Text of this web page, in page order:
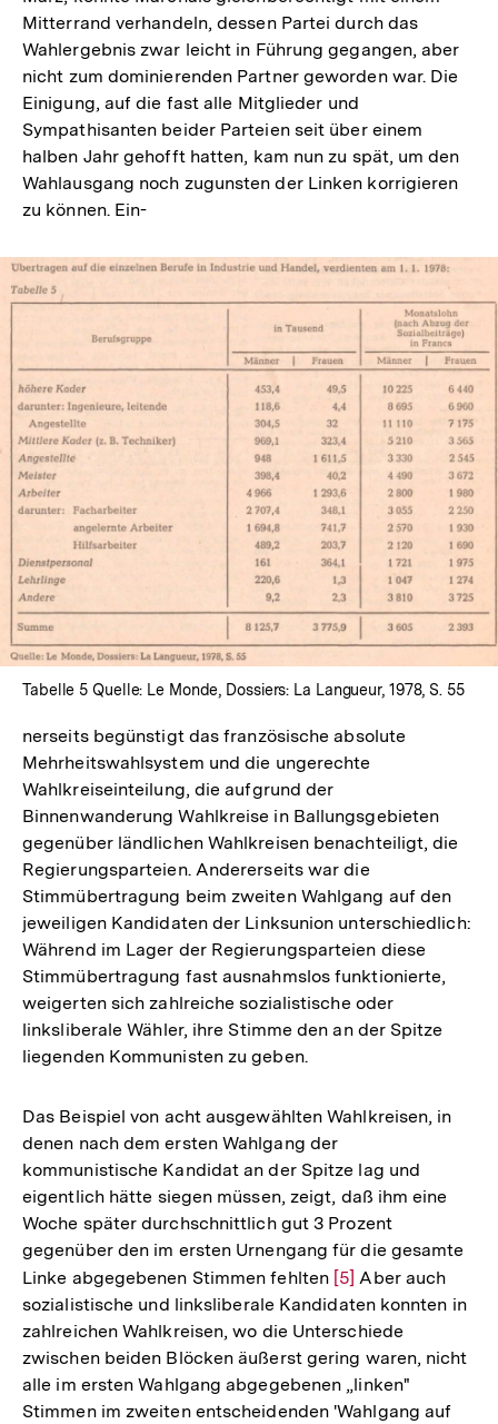
Mitterrand verhandeln, dessen Partei durch das
Wahlergebnis zwar leicht in Führung gegangen, aber
nicht zum dominierenden Partner geworden war. Die
Einigung, auf die fast alle Mitglieder und
Sympathisanten beider Parteien seit über einem
halben Jahr gehofft hatten, kam nun zu spät, um den
Wahlausgang noch zugunsten der Linken korrigieren
zu können. Ein-
In
Lightbox
öffnen
Tabelle 5 Quelle: Le Monde, Dossiers: La Langueur, 1978, S. 55
nerseits begünstigt das französische absolute
Mehrheitswahlsystem und die ungerechte
Wahlkreiseinteilung, die aufgrund der
Binnenwanderung Wahlkreise in Ballungsgebieten
gegenüber ländlichen Wahlkreisen benachteiligt, die
Regierungsparteien. Andererseits war die
Stimmübertragung beim zweiten Wahlgang auf den
jeweiligen Kandidaten der Linksunion unterschiedlich:
Während im Lager der Regierungsparteien diese
Stimmübertragung fast ausnahmslos funktionierte,
weigerten sich zahlreiche sozialistische oder
linksliberale Wähler, ihre Stimme den an der Spitze
liegenden Kommunisten zu geben.
Das Beispiel von acht ausgewählten Wahlkreisen, in
denen nach dem ersten Wahlgang der
kommunistische Kandidat an der Spitze lag und
eigentlich hätte siegen müssen, zeigt, daß ihm eine
Woche später durchschnittlich gut 3 Prozent
gegenüber den im ersten Urnengang für die gesamte
Linke abgegebenen Stimmen fehlten Zur
Auflösung
der
Fußnote
[5] Aber auch
sozialistische und linksliberale Kandidaten konnten in
zahlreichen Wahlkreisen, wo die Unterschiede
zwischen beiden Blöcken äußerst gering waren, nicht
alle im ersten Wahlgang abgegebenen „linken"
Stimmen im zweiten entscheidenden 'Wahlgang auf